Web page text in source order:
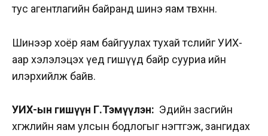
тус агентлагийн байранд шинэ яам төвхнөнө.
Шинээр хоёр яам байгуулах тухай төслийг УИХ-
аар хэлэлэцэх үед гишүүд байр сууриа ийн
илэрхийлж байв.
УИХ-ын гишүүн Г.Тэмүүлэн: Эдийн засгийн
хөгжлийн яам улсын бодлогыг нэгтгэж, зангидах